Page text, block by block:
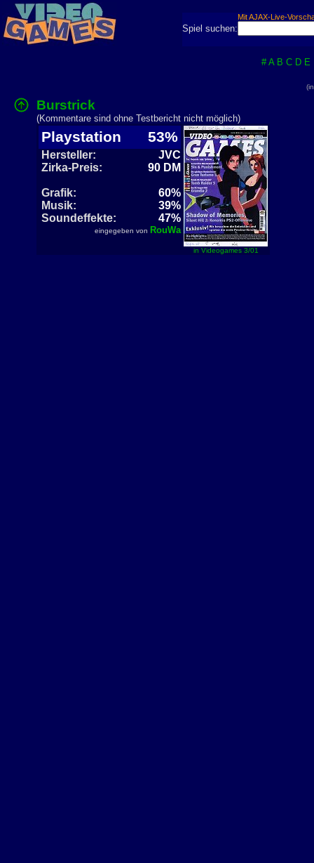
Mit AJAX-Live-
Spiel suchen:
# A B C D E
Burstrick
(Kommentare sind ohne Testbericht nicht möglich)
Playstation 53%
Hersteller:
JVC
Zirka-Preis:
90 DM
Grafik:
60%
Musik:
39%
Soundeffekte:
47%
eingegeben von RouWa
in Videogames 3/01